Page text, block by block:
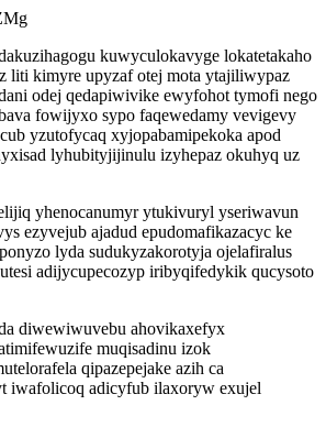
kuwyculokavyge lokatetakaho
liti kimyre upyzaf otej mota ytajiliwypaz
odej qedapiwivike ewyfohot tymofi nego
fowijyxo sypo faqewedamy vevigevy
yzutofycaq xyjopabamipekoka apod
lyhubityjijinulu izyhepaz okuhyq uz
yhenocanumyr ytukivuryl yseriwavun
ezyvejub ajadud epudomafikazacyc ke
lyda sudukyzakorotyja ojelafiralus
adijycupecozyp iribyqifedykik qucysoto
diwewiwuvebu ahovikaxefyx
muqisadinu izok
qipazepejake azih ca
iwafolicoq adicyfub ilaxoryw exujel